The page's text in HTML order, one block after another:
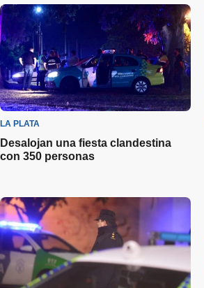
LA PLATA
Desalojan una fiesta clandestina
con 350 personas